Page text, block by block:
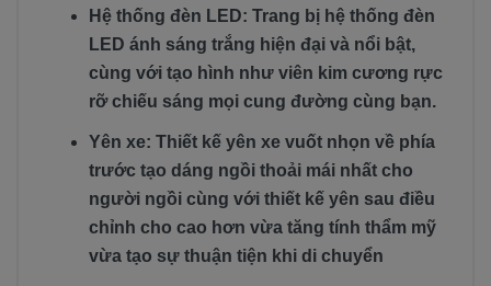
Hệ thống đèn LED: Trang bị hệ thống đèn
LED ánh sáng trắng hiện đại và nổi bật,
cùng với tạo hình như viên kim cương rực
rỡ chiếu sáng mọi cung đường cùng bạn.
Yên xe: Thiết kế yên xe vuốt nhọn về phía
trước tạo dáng ngồi thoải mái nhất cho
người ngồi cùng với thiết kế yên sau điều
chỉnh cho cao hơn vừa tăng tính thẩm mỹ
vừa tạo sự thuận tiện khi di chuyển